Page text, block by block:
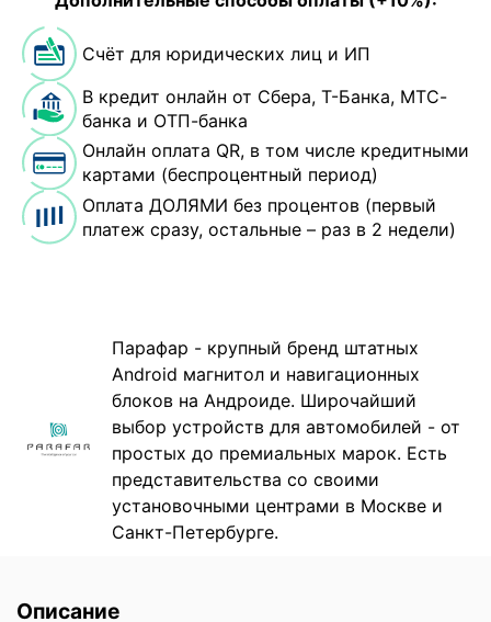
Счёт для юридических лиц и ИП
В кредит онлайн от Сбера, Т-Банка, МТС-
банка и ОТП-банка
Онлайн оплата QR, в том числе кредитными
картами (беспроцентный период)
Оплата ДОЛЯМИ без процентов (первый
платеж сразу, остальные – раз в 2 недели)
Парафар - крупный бренд штатных
Android магнитол и навигационных
блоков на Андроиде. Широчайший
выбор устройств для автомобилей - от
простых до премиальных марок. Есть
представительства со своими
установочными центрами в Москве и
Санкт-Петербурге.
Описание